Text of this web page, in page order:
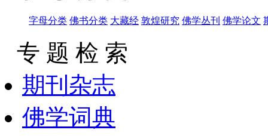
字母分类 佛书分类 大藏经 敦煌研究 佛学丛刊 佛学论文
专 题 检 索
期刊杂志
佛学词典